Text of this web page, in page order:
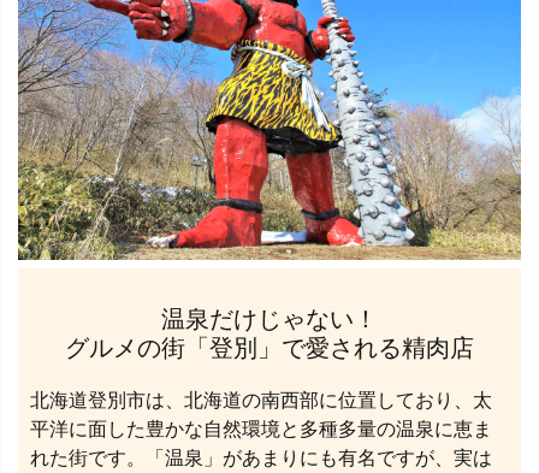
温泉だけじゃない！
グルメの街「登別」で愛される精肉店
北海道登別市は、北海道の南西部に位置しており、太
平洋に面した豊かな自然環境と多種多量の温泉に恵ま
れた街です。「温泉」があまりにも有名ですが、実は